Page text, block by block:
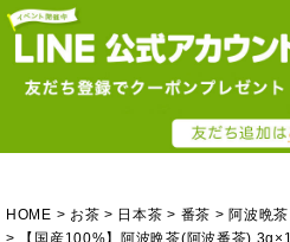
HOME お茶 日本茶 番茶
阿波晩茶
【国産100%】阿波晩茶(阿波番茶)